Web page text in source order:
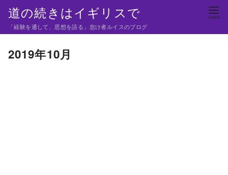
テ
道の続きはイギリスで
「経験を通して、思想を語る」怠け者ルイスのブログ
2019年10月